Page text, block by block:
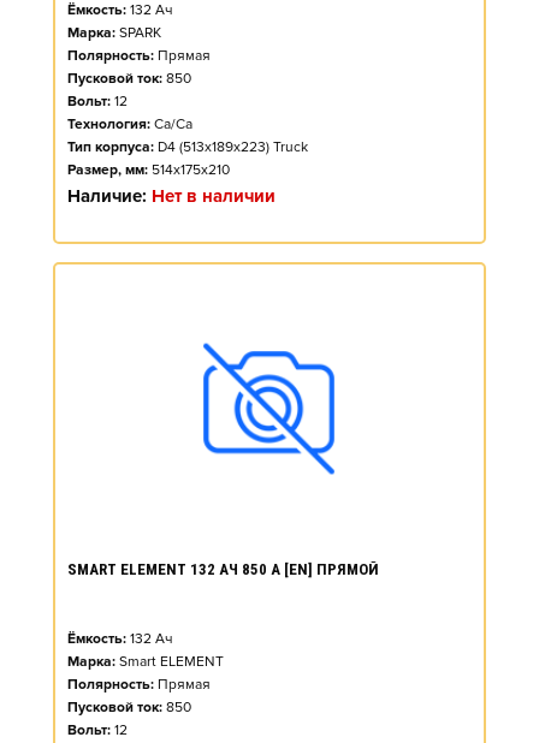
Ёмкость: 132 Ач
Марка: SPARK
Полярность: Прямая
Пусковой ток: 850
Вольт: 12
Технология: Ca/Ca
Тип корпуса: D4 (513x189x223) Truck
Размер, мм: 514x175x210
Наличие: Нет в наличии
SMART ELEMENT 132 АЧ 850 А [EN] ПРЯМОЙ
Ёмкость: 132 Ач
Марка: Smart ELEMENT
Полярность: Прямая
Пусковой ток: 850
Вольт: 12